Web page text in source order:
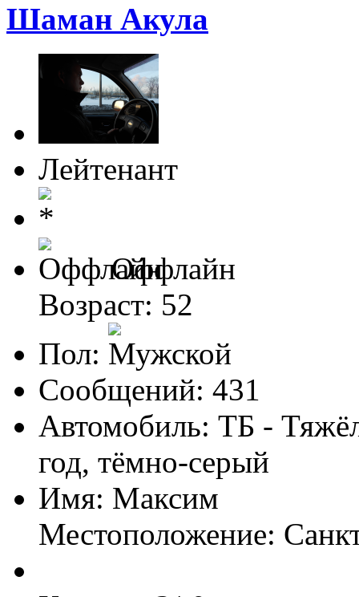
Шаман Акула
Лейтенант
Оффлайн
Возраст: 52
Пол:
Сообщений: 431
Автомобиль: ТБ -
год, тёмно-серый
Имя: Максим
Местоположение: